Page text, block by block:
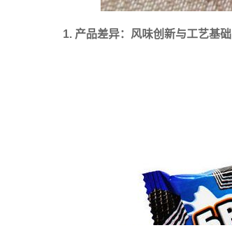
1. 产品差异：风味创新与工艺基础